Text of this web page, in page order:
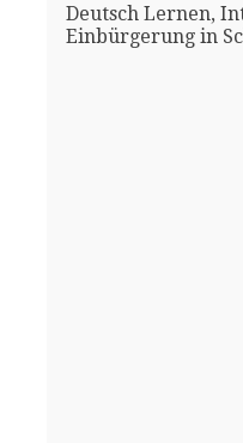
Deutsch Lernen,
Einbürgerung in